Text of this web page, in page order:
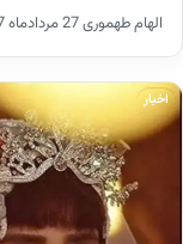
الهام طهموری 27 مردادماه 97 با حامد احمدجو، از بازیگران حرفه ای تئاتر ازدواج کرد.
اخبار